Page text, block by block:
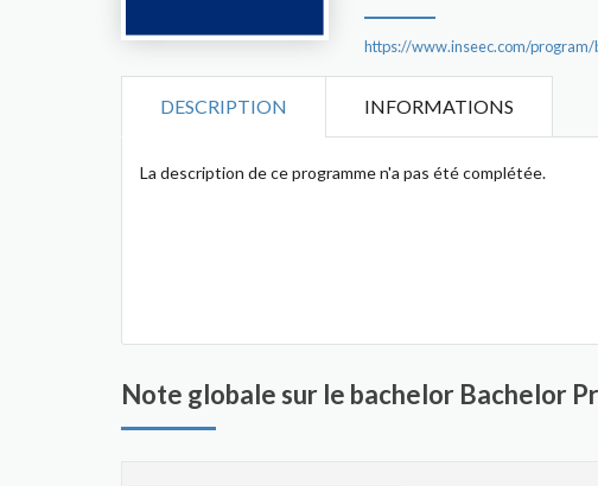
https://www.inseec.com/
DESCRIPTION INFORMATIONS
La description de ce programme n'a pas été complétée.
Note globale sur le bachelor Bachelor